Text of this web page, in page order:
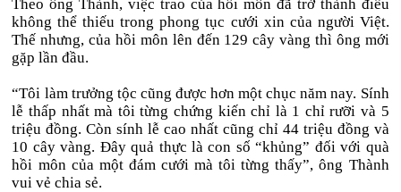
Theo ông Thành, việc trao của hồi môn đã trở thành điều
không thể thiếu trong phong tục cưới xin của người Việt.
Thế nhưng, của hồi môn lên đến 129 cây vàng thì ông mới
gặp lần đầu.
“Tôi làm trưởng tộc cũng được hơn một chục năm nay. Sính
lễ thấp nhất mà tôi từng chứng kiến chỉ là 1 chỉ rưỡi và 5
triệu đồng. Còn sính lễ cao nhất cũng chỉ 44 triệu đồng và
10 cây vàng. Đây quả thực là con số “khủng” đối với quà
hồi môn của một đám cưới mà tôi từng thấy”, ông Thành
vui vẻ chia sẻ.